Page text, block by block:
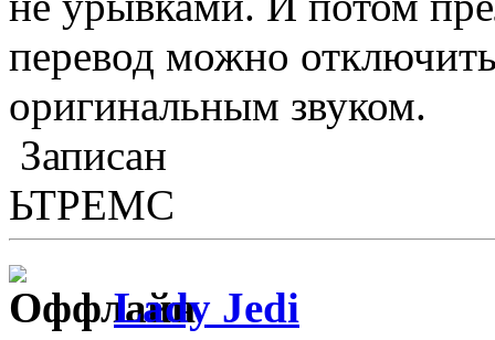
перевод можно
оригинальным звуком.
Записан
ЬТРЕМС
Lady Jedi